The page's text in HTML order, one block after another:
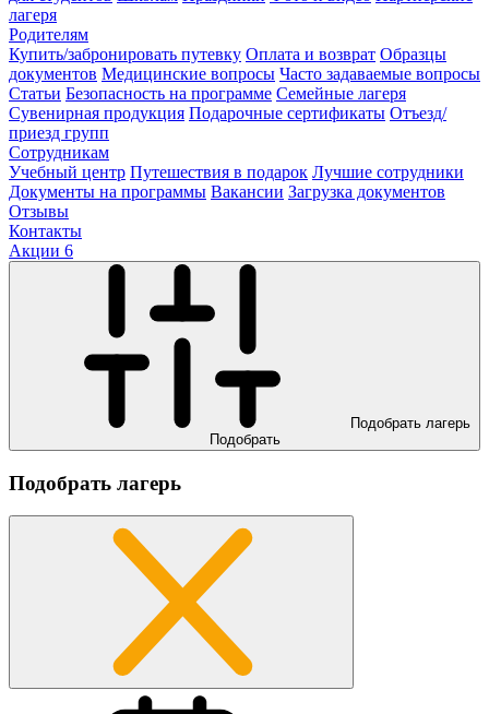
лагеря
Родителям
Купить/забронировать путевку Оплата и возврат Образцы
документов Медицинские вопросы Часто задаваемые вопросы
Статьи Безопасность на программе Семейные лагеря
Сувенирная продукция Подарочные сертификаты Отъезд/
приезд групп
Сотрудникам
Учебный центр Путешествия в подарок Лучшие сотрудники
Документы на программы Вакансии Загрузка документов
Отзывы
Контакты
Акции 6
Подобрать лагерь
Подобрать
Подобрать лагерь